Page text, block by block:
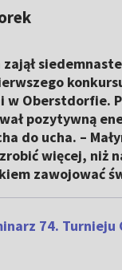
w Oberstdorfie.
pozytywną
do ucha. –
więcej, niż
zawojować
74. Turnieju